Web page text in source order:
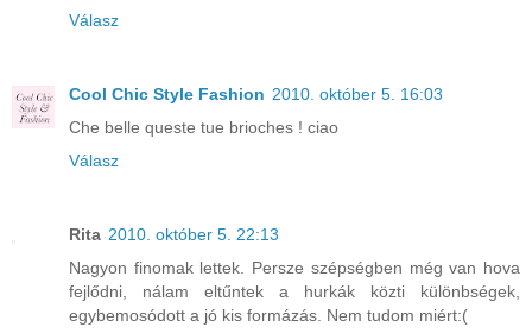
Válasz
Cool Chic Style Fashion 2010. október 5. 16:03
Che belle queste tue brioches ! ciao
Válasz
Rita 2010. október 5. 22:13
Nagyon finomak lettek. Persze szépségben még van hova
fejlődni, nálam eltűntek a hurkák közti különbségek,
egybemosódott a jó kis formázás. Nem tudom miért:(